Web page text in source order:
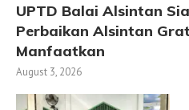
UPTD Balai Alsintan
Perbaikan Alsintan
Manfaatkan
August 3, 2026